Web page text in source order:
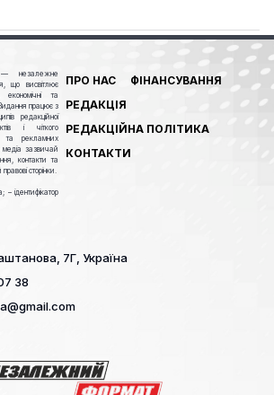
незалежне
що висвітлює
економічні та
Видання працює з
редакційної
і чіткого
та рекламних
медіа зазвичай
контакти та
сторінки.
– ідентифікатор
ПРО НАС
ФІНАНСУВАННЯ
РЕДАКЦІЯ
РЕДАКЦІЙНА ПОЛІТИКА
КОНТАКТИ
7Г, Україна
38